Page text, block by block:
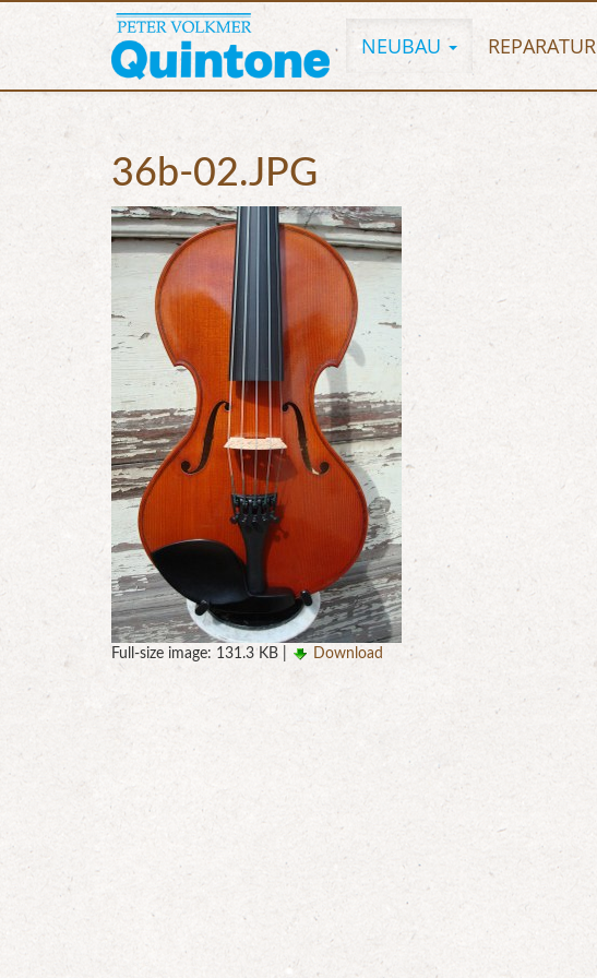
NEUBAU REPARATUR
36b-02.JPG
Full-size image: 131.3 KB Download